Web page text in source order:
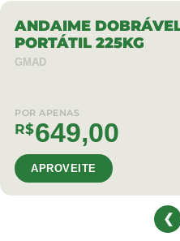
ANDAIME
PORTÁTIL 225KG
GMAD
POR APENAS
R$649,00
APROVEITE
❮